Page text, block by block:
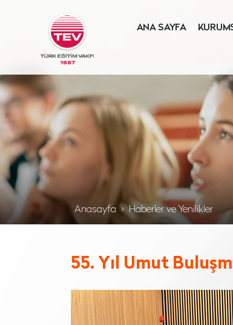
ANA SAYFA
Anasayfa Haberler ve Yenilikler
55. Yıl Umut